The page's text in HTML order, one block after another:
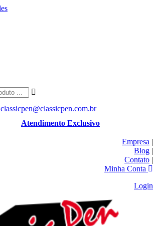
classicpen@classicpen.com.br
Atendimento Exclusivo
Empresa |
Blog |
Contato |
Minha Conta
Login